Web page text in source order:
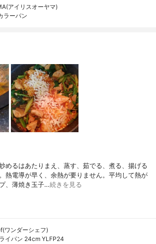
アイリスオーヤマ)
ラーパン
めるはあたりまえ、蒸す、茹でる、煮る、揚げる
熱電導が早く、余熱が要りません。平均して熱が
、薄焼き玉子…続きを見る
ワンダーシェフ)
イパン 24cm YLFP24